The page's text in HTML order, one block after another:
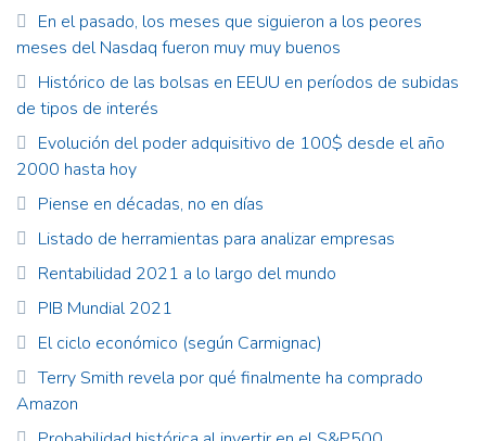
En el pasado, los meses que siguieron a los peores
meses del Nasdaq fueron muy muy buenos
Histórico de las bolsas en EEUU en períodos de subidas
de tipos de interés
Evolución del poder adquisitivo de 100$ desde el año
2000 hasta hoy
Piense en décadas, no en días
Listado de herramientas para analizar empresas
Rentabilidad 2021 a lo largo del mundo
PIB Mundial 2021
El ciclo económico (según Carmignac)
Terry Smith revela por qué finalmente ha comprado
Amazon